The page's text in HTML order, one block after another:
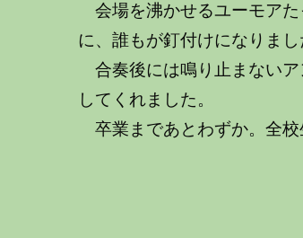
会場を沸かせるユーモアた
に、誰もが釘付けになりまし
合奏後には鳴り止まないア
してくれました。
卒業まであとわずか。全校